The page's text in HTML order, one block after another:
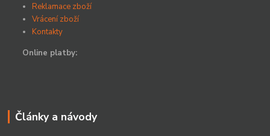
Reklamace zboží
Vrácení zboží
Kontakty
Online platby:
Články a návody